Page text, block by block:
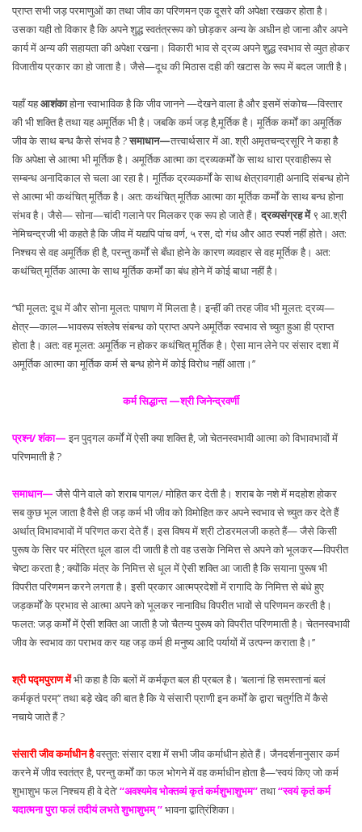
प्राप्त सभी जड़ परमाणुओं का तथा जीव का परिणमन एक दूसरे की अपेक्षा रखकर होता है।
उसका यही तो विकार है कि अपने शुद्ध स्वतंत्ररूप को छोड़कर अन्य के अधीन हो जाना और अपने
कार्य में अन्य की सहायता की अपेक्षा रखना। विकारी भाव से द्रव्य अपने शुद्ध स्वभाव से व्युत होकर
विजातीय प्रकार का हो जाता है। जैसे—दूध की मिठास दही की खटास के रूप में बदल जाती है।
यहाँ यहआशंकाहोना स्वाभाविक है कि जीव जानने —देखने वाला है और इसमें संकोच—विस्तार
की भी शक्ति है तथा यह अमूर्तिक भी है। जबकि कर्म जड़ है,मूर्तिक है। मूर्तिक कर्मों का अमूर्तिक
जीव के साथ बन्ध कैसे संभव है ?समाधान—तत्त्वार्थसार में आ. श्री अमृतचन्द्रसूरि ने कहा है
कि अपेक्षा से आत्मा भी मूर्तिक है। अमूर्तिक आत्मा का द्रव्यकर्मों के साथ धारा प्रवाहीरूप से
सम्बन्ध अनादिकाल से चला आ रहा है। मूर्तिक द्रव्यकर्मों के साथ क्षेत्रावगाही अनादि संबन्ध होने
से आत्मा भी कथंचित् मूर्तिक है। अत: कथंचित् मूर्तिक आत्मा का मूर्तिक कर्मों के साथ बन्ध होना
संभव है। जैसे— सोना—चांदी गलाने पर मिलकर एक रूप हो जाते हैं। द्रव्यसंग्रह में९ आ.श्री
नेमिचन्द्रजी भी कहते है कि जीव में यद्यपि पांच वर्ण, ५ रस, दो गंध और आठ स्पर्श नहीं होते। अत:
निश्चय से वह अमूर्तिक ही है, परन्तु कर्मों से बँधा होने के कारण व्यवहार से वह मूर्तिक है। अत:
कथंचित् मूर्तिक आत्मा के साथ मूर्तिक कर्मों का बंध होने में कोई बाधा नहीं है।
‘‘घी मूलत: दूध में और सोना मूलत: पाषाण में मिलता है। इन्हीं की तरह जीव भी मूलत: द्रव्य—
क्षेत्र—काल—भावरूप संश्लेष संबन्ध को प्राप्त अपने अमूर्तिक स्वभाव से च्युत हुआ ही प्राप्त
होता है। अत: वह मूलत: अमूर्तिक न होकर कथंचित् मूर्तिक है। ऐसा मान लेने पर संसार दशा में
अमूर्तिक आत्मा का मूर्तिक कर्म से बन्ध होने में कोई विरोध नहीं आता।’’
कर्म सिद्धान्त —श्री जिनेन्द्रवर्णी
प्रश्न/ शंका— इन पुद्गल कर्मों में ऐसी क्या शक्ति है, जो चेतनस्वभावी आत्मा को विभावभावों में
परिणमाती है ?
समाधान— जैसे पीने वाले को शराब पागल/ मोहित कर देती है। शराब के नशे में मदहोश होकर
सब कुछ भूल जाता है वैसे ही जड़ कर्म भी जीव को विमोहित कर अपने स्वभाव से च्युत कर देते हैं
अर्थात् विभावभावों में परिणत करा देते हैं। इस विषय में श्री टोडरमलजी कहते हैं— जैसे किसी
पुरूष के सिर पर मंत्रित धूल डाल दी जाती है तो वह उसके निमित्त से अपने को भूलकर—विपरीत
चेष्टा करता है ; क्योंकि मंत्र के निमित्त से धूल में ऐसी शक्ति आ जाती है कि सयाना पुरूष भी
विपरीत परिणमन करने लगता है। इसी प्रकार आत्मप्रदेशों में रागादि के निमित्त से बंधे हुए
जड़कर्मों के प्रभाव से आत्मा अपने को भूलकर नानाविध विपरीत भावों से परिणमन करती है।
फलत: जड़ कर्मों में ऐसी शक्ति आ जाती है जो चैतन्य पुरूष को विपरीत परिणमाती है। चेतनस्वभावी
जीव के स्वभाव का पराभव कर यह जड़ कर्म ही मनुष्य आदि पर्यायों में उत्पन्न कराता है।’’
श्री पद्मपुराण मेंभी कहा है कि बलों में कर्मकृत बल ही प्रबल है। ‘बलानां हि समस्तानां बलं
कर्मकृतं परम्’’ तथा बड़े खेद की बात है कि ये संसारी प्राणी इन कर्मों के द्वारा चतुर्गति में कैसे
नचाये जाते हैं ?
संसारी जीव कर्माधीन हैवस्तुत: संसार दशा में सभी जीव कर्माधीन होते हैं। जैनदर्शनानुसार कर्म
करने में जीव स्वतंत्र है, परन्तु कर्मों का फल भोगने में वह कर्माधीन होता है—‘स्वयं किए जो कर्म
शुभाशुभ फल निश्चय ही वे देते’‘‘अवश्यमेव भोक्तव्यं कृतं कर्मशुभाशुभम’’तथा‘‘स्वयं कृतं कर्म
यदात्मना पुरा फलं तदीयं लभते शुभाशुभम् ’’भावना द्वात्रिंशिका।